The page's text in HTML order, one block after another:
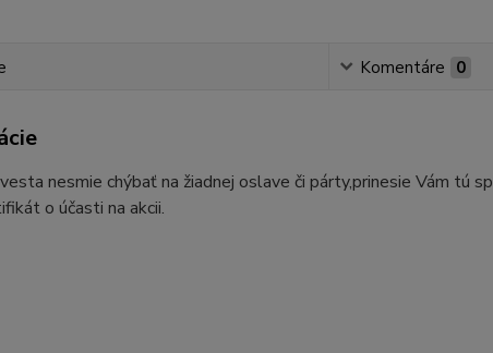
Komentáre 0
nesmie chýbať na žiadnej oslave či párty,prinesie Vám tú
o účasti na akcii.